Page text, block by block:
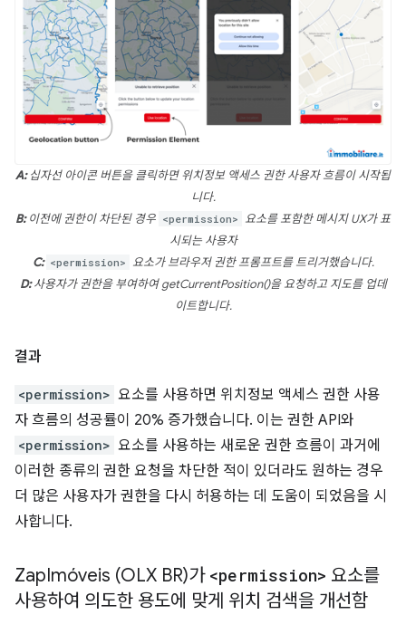
A:십자선 아이콘 버튼을 클릭하면 위치정보 액세스 권한 사용자 흐름이 시작됩
니다.
B:이전에 권한이 차단된 경우 <permission> 요소를 포함한 메시지 UX가 표
시되는 사용자
C: <permission> 요소가 브라우저 권한 프롬프트를 트리거했습니다.
D:사용자가 권한을 부여하여 getCurrentPosition()을 요청하고 지도를 업데
이트합니다.
결과
<permission> 요소를 사용하면 위치정보 액세스 권한 사용
자 흐름의 성공률이 20% 증가했습니다. 이는 권한 API와
<permission> 요소를 사용하는 새로운 권한 흐름이 과거에
이러한 종류의 권한 요청을 차단한 적이 있더라도 원하는 경우
더 많은 사용자가 권한을 다시 허용하는 데 도움이 되었음을 시
사합니다.
ZapImóveis (OLX BR)가 <permission> 요소를
사용하여 의도한 용도에 맞게 위치 검색을 개선함